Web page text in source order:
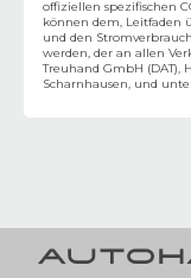
offiziellen spezifischen
können dem‚ Leitfaden
und den
werden, der an allen
Treuhand GmbH (DAT),
Scharnhausen, und